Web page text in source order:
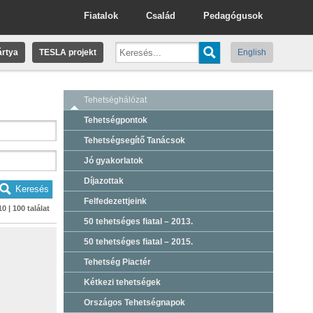
Pedagógusok
Család
Fiatalok
TESLA projekt English
| 100 találat
Tehetséghálózat
Tehetségpontok
Tehetségsegítő Tanácsok
Jó gyakorlatok
Díjazottak
Felfedezettjeink
50 tehetséges fiatal – 2013.
50 tehetséges fiatal – 2015.
Tehetség Piactér
Kétkezi tehetségek
Országos Tehetségnapok